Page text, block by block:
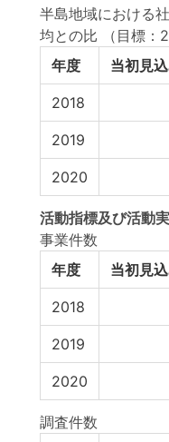
半島地域における
均との比
（目標：
年度
当初見
2018
2019
2020
活動指標及び活動
事業件数
年度
当初見
2018
2019
2020
調査件数